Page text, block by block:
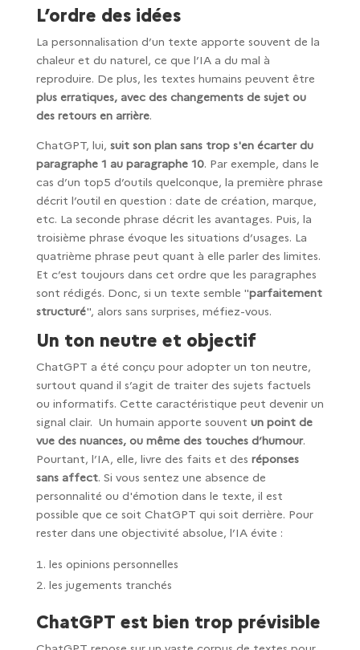
L’ordre des idées
La personnalisation d’un texte apporte souvent de la
chaleur et du naturel, ce que l’IA a du mal à
reproduire. De plus, les textes humains peuvent être
plus erratiques, avec des changements de sujet ou
des retours en arrière.
ChatGPT, lui, suit son plan sans trop s'en écarter du
paragraphe 1 au paragraphe 10. Par exemple, dans le
cas d’un top5 d’outils quelconque, la première phrase
décrit l’outil en question : date de création, marque,
etc. La seconde phrase décrit les avantages. Puis, la
troisième phrase évoque les situations d’usages. La
quatrième phrase peut quant à elle parler des limites.
Et c’est toujours dans cet ordre que les paragraphes
sont rédigés. Donc, si un texte semble "parfaitement
structuré", alors sans surprises, méfiez-vous.
Un ton neutre et objectif
ChatGPT a été conçu pour adopter un ton neutre,
surtout quand il s’agit de traiter des sujets factuels
ou informatifs. Cette caractéristique peut devenir un
signal clair. Un humain apporte souvent un point de
vue des nuances, ou même des touches d’humour.
Pourtant, l’IA, elle, livre des faits et des réponses
sans affect. Si vous sentez une absence de
personnalité ou d'émotion dans le texte, il est
possible que ce soit ChatGPT qui soit derrière. Pour
rester dans une objectivité absolue, l’IA évite :
les opinions personnelles
les jugements tranchés
ChatGPT est bien trop prévisible